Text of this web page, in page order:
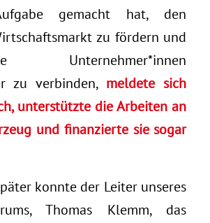
gemacht hat, den
zu fördern und
Unternehmer*innen
zu verbinden, meldete sich
unterstützte die Arbeiten an
und finanzierte sie sogar
konnte der Leiter unseres
Thomas Klemm, das